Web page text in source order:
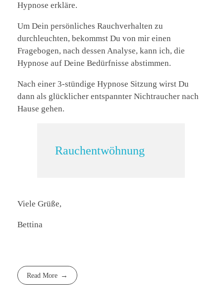
Hypnose erkläre.
Um Dein persönliches Rauchverhalten zu
durchleuchten, bekommst Du von mir einen
Fragebogen, nach dessen Analyse, kann ich, die
Hypnose auf Deine Bedürfnisse abstimmen.
Nach einer 3-stündige Hypnose Sitzung wirst Du
dann als glücklicher entspannter Nichtraucher nach
Hause gehen.
Rauchentwöhnung
Viele Grüße,
Bettina
Read More